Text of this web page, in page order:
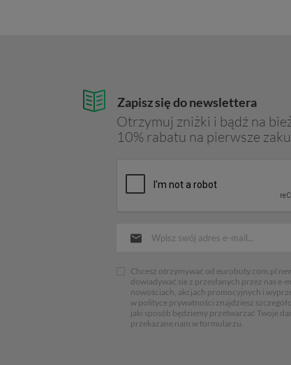
Zapisz się do newslettera
Otrzymuj zniżki i bądź na
10% rabatu na pierwsze
Chcesz otrzymywać od eurobuty.com.pl
dowiadywać sie z przesłanych przez nas e-
nowościach, akcjach promocyjnych i
w polityce prywatności znajdziesz
jaki sposób będziemy przetwarzać Twoje
przekazane nam w formularzu.